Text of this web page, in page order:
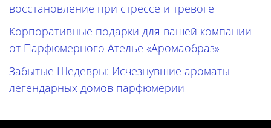
восстановление при стрессе и тревоге
Корпоративные подарки для вашей компании
от Парфюмерного Ателье «Аромаобраз»
Забытые Шедевры: Исчезнувшие ароматы
легендарных домов парфюмерии